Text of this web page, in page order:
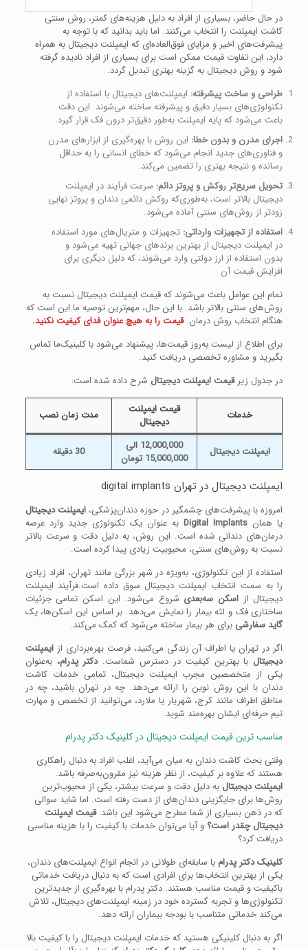
در حال حاضر، بسیاری از افراد به دلیل هزینه‌های کمتر، روش سنتی
کاشت ایمپلنت را انتخاب می‌کنند. اما باید بدانید که با توجه به
پیشرفت‌های اخیر و مزایای فوق‌العاده‌ای که ایمپلنت دیجیتال به همراه
دارد، این تفاوت قیمت ممکن است برای بسیاری از افراد نادیده گرفته
شود و روش دیجیتال به گزینه بهتری تبدیل گردد.
طراحی و ساخت پیشرفته: ایمپلنت‌های دیجیتال با استفاده از
تکنولوژی‌های بسیار دقیق و پیشرفته ساخته می‌شوند. این دقت
باعث می‌شود که پایه ایمپلنت به‌طور دقیق‌تر درون فک قرار گیرد.
اجرای مدرن و بدون خطا: این روش با بهره‌گیری از ابزارهای مدرن
و فناوری‌های جدید انجام می‌شود که خطای انسانی را به حداقل
رسانده و نتیجه بهتری را تضمین می‌کند.
تحویل سریع‌تر روکش و پروتز دائم: سرعت فرآیند در ایمپلنت
دیجیتال بالاتر است، به‌طوری‌که روکش دائمی دندان و پروتز نهایی
زودتر از روش‌های سنتی آماده می‌شود.
استفاده از تجهیزات وارداتی: تجهیزات و متریال‌های مورد استفاده
در ایمپلنت دیجیتال از بهترین برندهای جهانی تهیه می‌شود و
بدون استفاده از ارز دولتی وارد می‌شوند، که دلیل دیگری برای
افزایش قیمت آن
تمام این عوامل باعث می‌شوند که قیمت ایمپلنت دیجیتال نسبت به
روش‌های سنتی بالاتر باشد. با این حال، مهم‌ترین توصیه ما این است که
هنگام انتخاب روش درمان.قیمت را به هیچ عنوان فدای کیفیت نکنید.
برای اطلاع از لیست به‌روز قیمت‌ها، پیشنهاد می‌شود با کلینیک‌ما تماس
بگیرید و مشاوره تخصصی دریافت کنید.
در جدول زیرقیمت ایمپلنت دیجیتال شرح داده شده است:
خدمات
قیمت ایمپلنت
دیجیتال
مدت زمان نصب
ایمپلنت دیجیتال
12,000,000 الی
15,000,000 تومان
30 دقیقه
ایمپلنت دیجیتال در تهران digital implants
امروزه با پیشرفت‌های چشمگیر در حوزه دندان‌پزشکی، ایمپلنت دیجیتال
یا همان Digital Implantsبه عنوان یک تکنولوژی جدید وارد عرصه
درمان‌های دندانی شده است. این روش، به دلیل دقت و سرعت بالاتر
نسبت به روش‌های سنتی، محبوبیت زیادی پیدا کرده است.
استفاده از این تکنولوژی، به‌ویژه در شهر بزرگی مانند تهران، افراد زیادی
را به سمت انتخاب ایمپلنت دیجیتال سوق داده است.فرآیند ایمپلنت
دیجیتال از اسکن سه‌بعدی شروع می‌شود. این اسکن تمامی جزئیات
ساختاری فک و لثه بیمار را نمایش می‌دهد. بر اساس این اسکن‌ها، یک
گاید سفارشی برای هر بیمار ساخته می‌شود که کمک می‌کند.
اگر در تهران یا اطراف آن زندگی می‌کنید، فرصت بهره‌برداری ازایمپلنت
دیجیتال با بهترین کیفیت در دسترس شماست.دکتر پدرام، به‌عنوان
یکی از متخصصین مجرب ایمپلنت دیجیتال، تمامی خدمات کاشت
دندان با این روش نوین را ارائه می‌دهد. چه در تهران باشید، چه در
مناطق اطراف مانند کرج، شهریار یا ملارد، می‌توانید از تخصص و مهارت
تیم حرفه‌ای ایشان بهره‌مند شوید.
مناسب ترین قیمت ایمپلنت دیجیتال در کلینیک دکتر پدرام
وقتی بحث کاشت دندان به میان می‌آید، اغلب افراد به دنبال راهکاری
هستند که علاوه بر کیفیت، از نظر هزینه نیز مقرون‌به‌صرفه باشد.
ایمپلنت دیجیتال به دلیل دقت و سرعت بیشتر، یکی از محبوب‌ترین
روش‌ها برای جایگزینی دندان‌های از دست رفته است. اما شاید سوالی
که در ذهن بسیاری از شما مطرح می‌شود این باشد:قیمت ایمپلنت
دیجیتال چقدر است؟ و آیا می‌توان خدمات با کیفیت را با هزینه مناسبی
دریافت کرد؟
کلینیک دکتر پدرام با سابقه‌ای طولانی در انجام انواع ایمپلنت‌های دندان،
یکی از بهترین انتخاب‌ها برای افرادی است که به دنبال دریافت خدماتی
باکیفیت و قیمت مناسب هستند. دکتر پدرام با بهره‌گیری از جدیدترین
تکنولوژی‌ها و تجربه گسترده خود در زمینه ایمپلنت‌های دیجیتال، تلاش
می‌کند خدماتی متناسب با بودجه بیماران ارائه دهد.
اگر به دنبال کلینیکی هستید که خدمات ایمپلنت دیجیتال را با کیفیت بالا